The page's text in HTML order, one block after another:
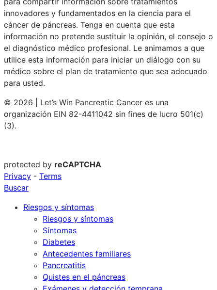
innovadores y fundamentados en la ciencia para el
cáncer de páncreas. Tenga en cuenta que esta
información no pretende sustituir la opinión, el consejo o
el diagnóstico médico profesional. Le animamos a que
utilice esta información para iniciar un diálogo con su
médico sobre el plan de tratamiento que sea adecuado
para usted.
© 2026 | Let’s Win Pancreatic Cancer es una
organización EIN 82-4411042 sin fines de lucro 501(c)
(3).
protected by reCAPTCHA
Privacy - Terms
Buscar
Riesgos y síntomas
Riesgos y síntomas
Síntomas
Diabetes
Antecedentes familiares
Pancreatitis
Quistes en el páncreas